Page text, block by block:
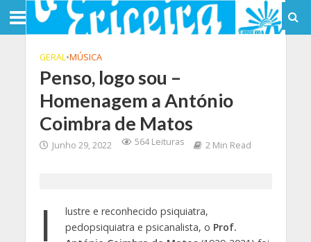
GERAL•MÚSICA
Penso, logo sou –
Homenagem a António
Coimbra de Matos
Junho 29, 2022 564 Leituras 2 Min Read
I
lustre e reconhecido psiquiatra,
pedopsiquiatra e psicanalista, o Prof.